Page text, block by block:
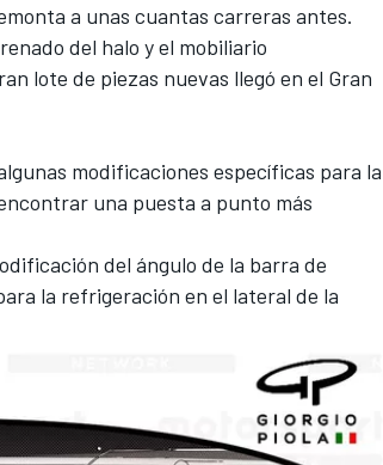
a unas cuantas carreras antes.
del halo y el mobiliario
lote de piezas nuevas llegó en el Gran
modificaciones específicas para la
una puesta a punto más
del ángulo de la barra de
la refrigeración en el lateral de la